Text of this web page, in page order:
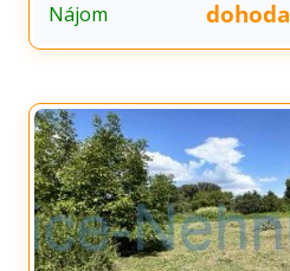
Nájom dohoda